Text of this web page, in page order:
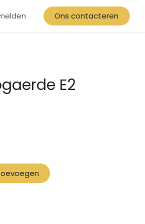
Ons contacteren
E2